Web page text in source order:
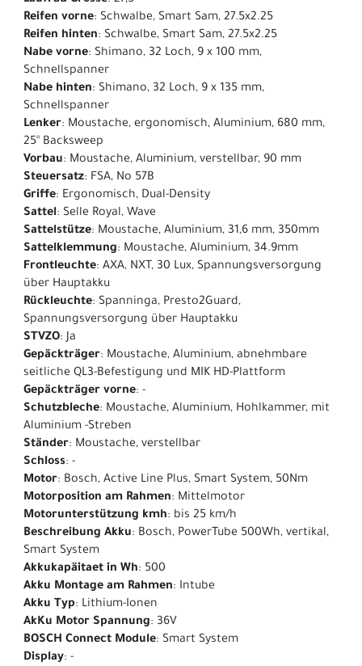
Reifen vorne: Schwalbe, Smart Sam, 27.5x2.25
Reifen hinten: Schwalbe, Smart Sam, 27.5x2.25
Nabe vorne: Shimano, 32 Loch, 9 x 100 mm,
Schnellspanner
Nabe hinten: Shimano, 32 Loch, 9 x 135 mm,
Schnellspanner
Lenker: Moustache, ergonomisch, Aluminium, 680 mm,
25° Backsweep
Vorbau: Moustache, Aluminium, verstellbar, 90 mm
Steuersatz: FSA, No 57B
Griffe: Ergonomisch, Dual-Density
Sattel: Selle Royal, Wave
Sattelstütze: Moustache, Aluminium, 31,6 mm, 350mm
Sattelklemmung: Moustache, Aluminium, 34.9mm
Frontleuchte: AXA, NXT, 30 Lux, Spannungsversorgung
über Hauptakku
Rückleuchte: Spanninga, Presto2Guard,
Spannungsversorgung über Hauptakku
STVZO: Ja
Gepäckträger: Moustache, Aluminium, abnehmbare
seitliche QL3-Befestigung und MIK HD-Plattform
Gepäckträger vorne: -
Schutzbleche: Moustache, Aluminium, Hohlkammer, mit
Aluminium -Streben
Ständer: Moustache, verstellbar
Schloss: -
Motor: Bosch, Active Line Plus, Smart System, 50Nm
Motorposition am Rahmen: Mittelmotor
Motorunterstützung kmh: bis 25 km/h
Beschreibung Akku: Bosch, PowerTube 500Wh, vertikal,
Smart System
Akkukapäitaet in Wh: 500
Akku Montage am Rahmen: Intube
Akku Typ: Lithium-Ionen
AkKu Motor Spannung: 36V
BOSCH Connect Module: Smart System
Display: -